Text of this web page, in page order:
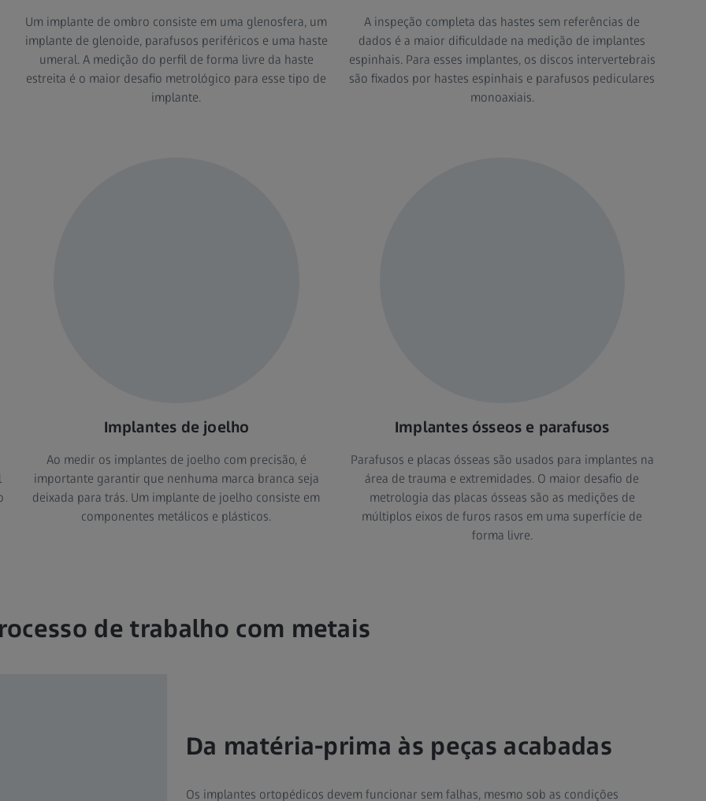
Um implante de ombro consiste em uma glenosfera, um
implante de glenoide, parafusos periféricos e uma haste
umeral. A medição do perfil de forma livre da haste
estreita é o maior desafio metrológico para esse tipo de
implante.
A inspeção completa das hastes sem referências de
dados é a maior dificuldade na medição de implantes
espinhais. Para esses implantes, os discos intervertebrais
são fixados por hastes espinhais e parafusos pediculares
monoaxiais.
Implantes de joelho
Ao medir os implantes de joelho com precisão, é
importante garantir que nenhuma marca branca seja
deixada para trás. Um implante de joelho consiste em
componentes metálicos e plásticos.
Implantes ósseos e parafusos
Parafusos e placas ósseas são usados para implantes na
área de trauma e extremidades. O maior desafio de
metrologia das placas ósseas são as medições de
múltiplos eixos de furos rasos em uma superfície de
forma livre.
de trabalho com metais
Da matéria-prima às peças acabadas
Os implantes ortopédicos devem funcionar sem falhas, mesmo sob as condições